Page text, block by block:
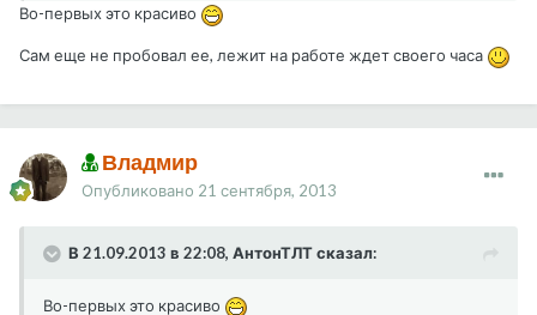
Во-первых это красиво
Сам еще не пробовал ее, лежит на работе ждет своего часа
Владмир
Опубликовано 21 сентября, 2013
В 21.09.2013 в 22:08, АнтонТЛТ сказал:
Во-первых это красиво